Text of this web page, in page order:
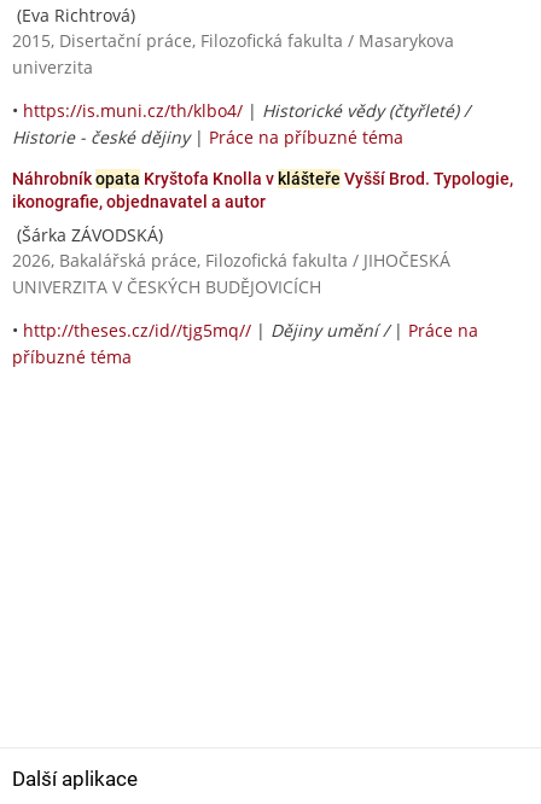
(Eva Richtrová)
2015, Disertační práce, Filozofická fakulta / Masarykova
univerzita
• https://is.muni.cz/th/klbo4/ | Historické vědy (čtyřleté) /
Historie - české dějiny| Práce na příbuzné téma
Náhrobníkopata Kryštofa Knolla vklášteře Vyšší Brod. Typologie,
ikonografie, objednavatel a autor
(Šárka ZÁVODSKÁ)
2026, Bakalářská práce, Filozofická fakulta / JIHOČESKÁ
UNIVERZITA V ČESKÝCH BUDĚJOVICÍCH
• http://theses.cz/id//tjg5mq// | Dějiny umění / | Práce na
příbuzné téma
Další aplikace